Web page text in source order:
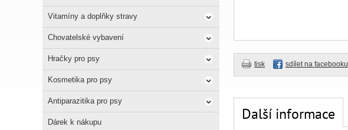
tisk sdílet na facebooku
Další informace
Vitamíny a doplňky stravy
Chovatelské vybavení
Hračky pro psy
Kosmetika pro psy
Antiparazitika pro psy
Dárek k nákupu